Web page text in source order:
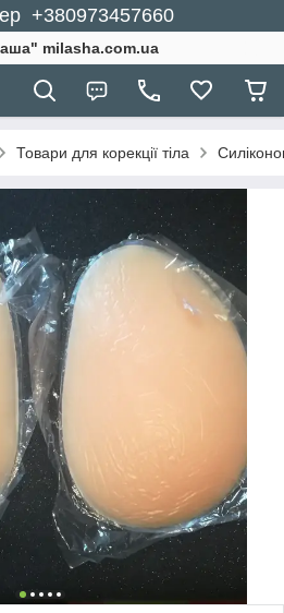
+380973457660
milasha.com.ua
Товари для корекції тіла